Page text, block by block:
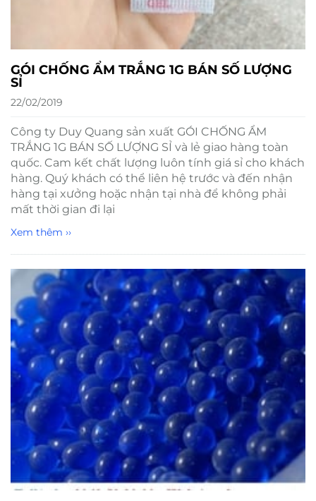
GÓI CHỐNG ẨM TRẮNG 1G BÁN SỐ LƯỢNG
SỈ
22/02/2019
Công ty Duy Quang sản xuất GÓI CHỐNG ẨM
TRẮNG 1G BÁN SỐ LƯỢNG SỈ và lẻ giao hàng toàn
quốc. Cam kết chất lượng luôn tính giá sỉ cho khách
hàng. Quý khách có thể liên hệ trước và đến nhận
hàng tại xưởng hoặc nhận tại nhà để không phải
mất thời gian đi lại
Xem thêm ››